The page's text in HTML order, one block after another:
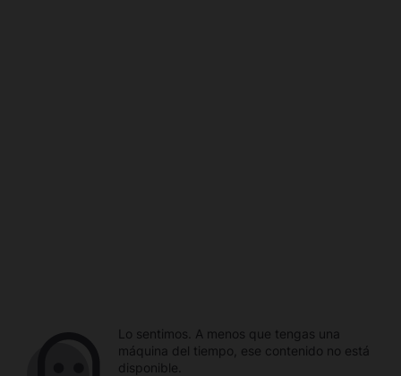
Lo sentimos. A menos que tengas una
máquina del tiempo, ese contenido no está
disponible.